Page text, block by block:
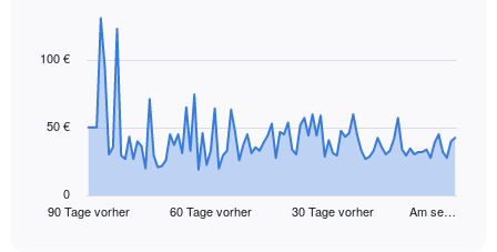
data
The
90 Tage vorher 60 Tage vorher 30 Tage vorher Am se…
0
50 €
100 €
End